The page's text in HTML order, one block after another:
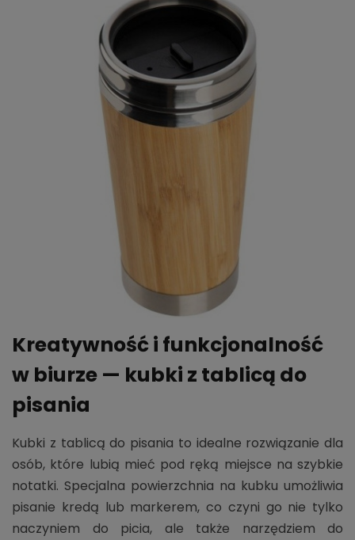
Kreatywność i funkcjonalność
w biurze — kubki z tablicą do
pisania
Kubki z tablicą do pisania to idealne rozwiązanie dla
osób, które lubią mieć pod ręką miejsce na szybkie
notatki. Specjalna powierzchnia na kubku umożliwia
pisanie kredą lub markerem, co czyni go nie tylko
naczyniem do picia, ale także narzędziem do